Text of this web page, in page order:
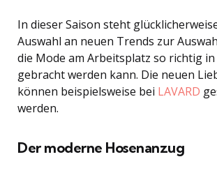
In dieser Saison steht
Auswahl an neuen Trends zur
die Mode am Arbeitsplatz so richtig
gebracht werden kann. Die neuen
können beispielsweise bei LAVARD
werden.
Der moderne Hosenanzug